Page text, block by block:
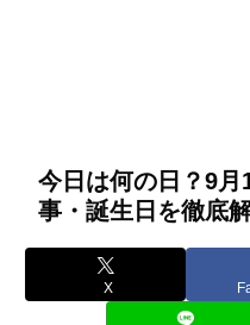
今日は何の日？9
事・誕生日を徹底
X